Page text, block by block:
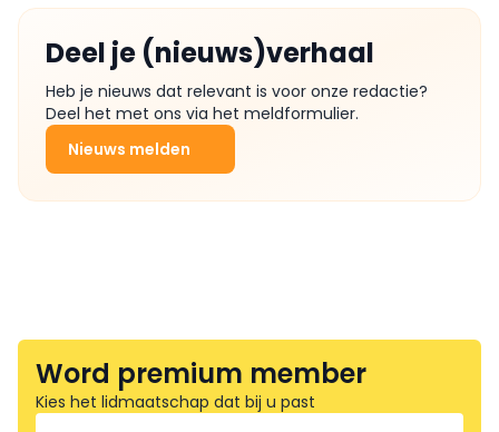
Deel je (nieuws)verhaal
Heb je nieuws dat relevant is voor onze redactie?
Deel het met ons via het meldformulier.
Nieuws melden
Word premium member
Kies het lidmaatschap dat bij u past